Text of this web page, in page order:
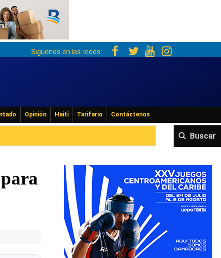
Siguenos en las redes:
Opinión Haití Tarifario Contáctenos
Buscar